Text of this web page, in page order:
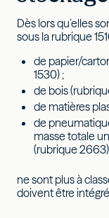
Dès lors qu’elles
sous la rubrique
de papier/
1530) ;
de bois
de matières
de
masse totale
(rubrique
ne sont plus à
doivent être